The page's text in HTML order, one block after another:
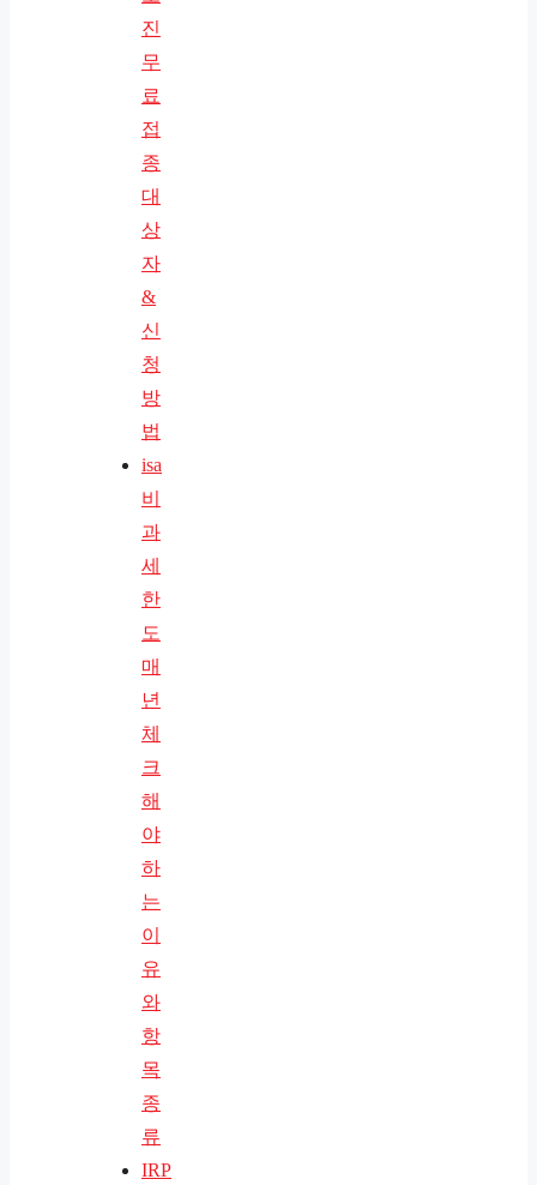
진
무
료
접
종
대
상
자
&
신
청
방
법
isa
비
과
세
한
도
매
년
체
크
해
야
하
는
이
유
와
항
목
종
류
IRP